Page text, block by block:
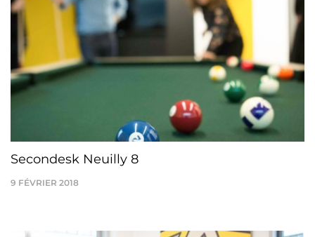
Secondesk Neuilly 8
9 FÉVRIER 2018